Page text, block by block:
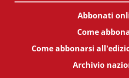
Abbonati
Come
Come abbonarsi
Archivio